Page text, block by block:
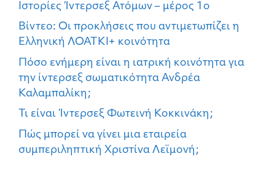
Ιστορίες Ίντερσεξ Ατόμων – μέρος 1ο
Βίντεο: Οι προκλήσεις που αντιμετωπίζει η
Ελληνική ΛΟΑΤΚΙ+ κοινότητα
Πόσο ενήμερη είναι η ιατρική κοινότητα για
την ίντερσεξ σωματικότητα Ανδρέα
Καλαμπαλίκη;
Τι είναι Ίντερσεξ Φωτεινή Κοκκινάκη;
Πώς μπορεί να γίνει μια εταιρεία
συμπεριληπτική Χριστίνα Λεϊμονή;